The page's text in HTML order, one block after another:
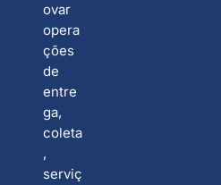
ovar
opera
ções
de
entre
ga,
coleta
,
serviç